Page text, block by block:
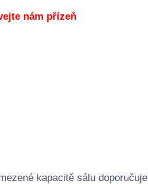
nám přízeň
kapacitě sálu